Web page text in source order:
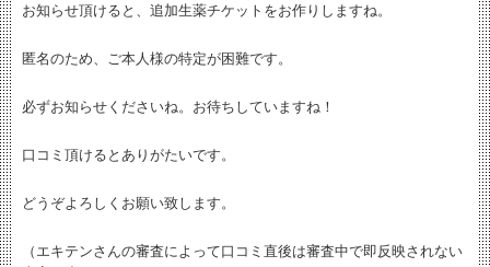
お知らせ頂けると、追加生薬チケットをお作りしますね。
匿名のため、ご本人様の特定が困難です。
必ずお知らせくださいね。お待ちしていますね！
口コミ頂けるとありがたいです。
どうぞよろしくお願い致します。
（エキテンさんの審査によって口コミ直後は審査中で即反映されない